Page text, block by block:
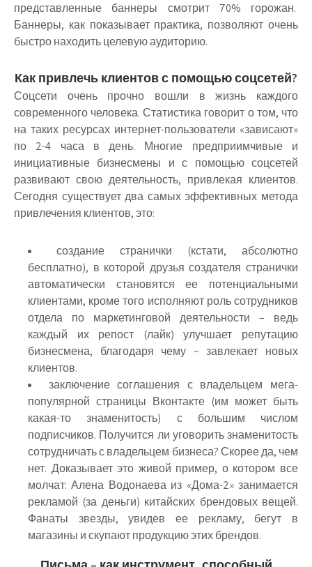
представленные баннеры смотрит 70% горожан.
Баннеры, как показывает практика, позволяют очень
быстро находить целевую аудиторию.
Как привлечь клиентов с помощью соцсетей?
Соцсети очень прочно вошли в жизнь каждого
современного человека. Статистика говорит о том, что
на таких ресурсах интернет-пользователи «зависают»
по 2-4 часа в день. Многие предприимчивые и
инициативные бизнесмены и с помощью соцсетей
развивают свою деятельность, привлекая клиентов.
Сегодня существует два самых эффективных метода
привлечения клиентов, это:
создание странички (кстати, абсолютно
бесплатно), в которой друзья создателя странички
автоматически становятся ее потенциальными
клиентами, кроме того исполняют роль сотрудников
отдела по маркетинговой деятельности – ведь
каждый их репост (лайк) улучшает репутацию
бизнесмена, благодаря чему – завлекает новых
клиентов.
заключение соглашения с владельцем мега-
популярной страницы Вконтакте (им может быть
какая-то знаменитость) с большим числом
подписчиков. Получится ли уговорить знаменитость
сотрудничать с владельцем бизнеса? Скорее да, чем
нет. Доказывает это живой пример, о котором все
молчат: Алена Водонаева из «Дома-2» занимается
рекламой (за деньги) китайских брендовых вещей.
Фанаты звезды, увидев ее рекламу, бегут в
магазины и скупают продукцию этих брендов.